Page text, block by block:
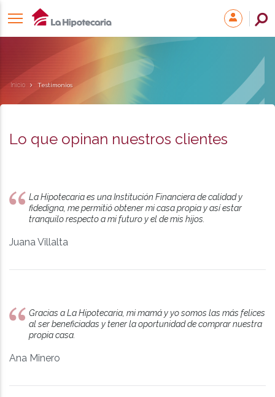
Inicio Testimonios
Lo que opinan nuestros clientes
La Hipotecaria es una Institución Financiera de calidad y
fidedigna, me permitió obtener mi casa propia y así estar
tranquilo respecto a mi futuro y el de mis hijos.
Juana Villalta
Gracias a La Hipotecaria, mi mamá y yo somos las más felices
al ser beneficiadas y tener la oportunidad de comprar nuestra
propia casa.
Ana Minero